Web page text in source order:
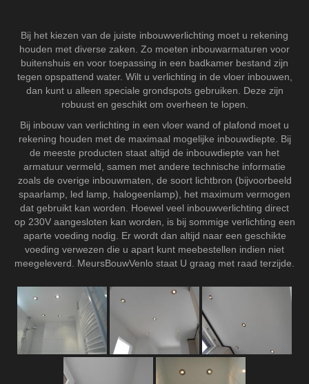
Bij het kiezen van de juiste inbouwverlichting moet u rekening
houden met diverse zaken. Zo moeten inbouwarmaturen voor
buitenshuis en voor toepassing in een badkamer bestand zijn
tegen opspattend water. Wilt u verlichting in de vloer inbouwen,
dan kunt u alleen speciale grondspots gebruiken. Deze zijn
robuust en geschikt om overheen te lopen.
Bij inbouw van verlichting in een vloer wand of plafond moet u
rekening houden met de maximaal mogelijke inbouwdiepte. Bij
de meeste producten staat altijd de inbouwdiepte van het
armatuur vermeld, samen met andere technische informatie
zoals de overige inbouwmaten, de soort lichtbron (bijvoorbeeld
spaarlamp, led lamp, halogeenlamp), het maximum vermogen
dat gebruikt kan worden. Hoewel veel inbouwverlichting direct
op 230V aangesloten kan worden, is bij sommige verlichting een
aparte voeding nodig. Er wordt dan altijd naar een geschikte
voeding verwezen die u apart kunt meebestellen indien niet
meegeleverd. MeursBouwVenlo staat U graag met raad terzijde.